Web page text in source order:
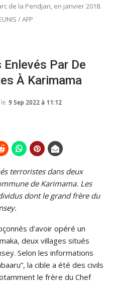
de la Pendjari, en janvier 2018.
/ AFP
Par De
À Karimama
9 Sep 2022 à 11:12
terroristes dans deux
de Karimama. Les
dont le grand frère du
d’avoir opéré un
deux villages situés
Selon les informations
la cible a été des civils
le frère du Chef